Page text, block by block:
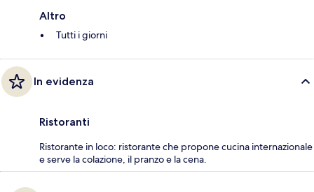
Altro
Tutti i giorni
In evidenza
Ristoranti
Ristorante in loco: ristorante che propone cucina internazionale
e serve la colazione, il pranzo e la cena.